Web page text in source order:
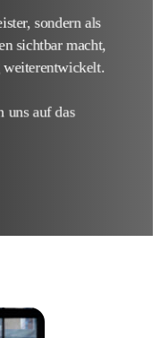
sondern als
sichtbar macht,
weiterentwickelt.
uns auf das